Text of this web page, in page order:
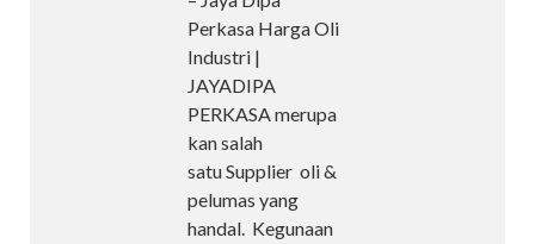
Perkasa Harga Oli
Industri |
JAYADIPA
PERKASA merupa
kan salah
satu Supplier oli &
pelumas yang
handal. Kegunaan